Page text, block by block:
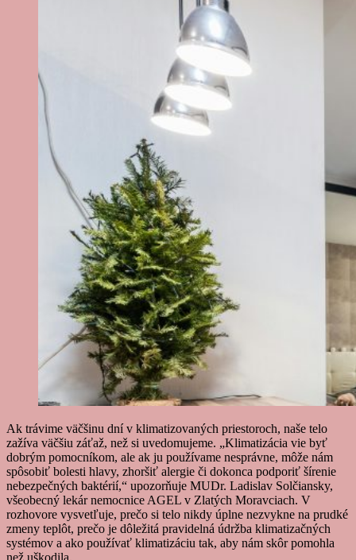
Ak trávime väčšinu dní v klimatizovaných priestoroch, naše telo
zažíva väčšiu záťaž, než si uvedomujeme. „Klimatizácia vie byť
dobrým pomocníkom, ale ak ju používame nesprávne, môže nám
spôsobiť bolesti hlavy, zhoršiť alergie či dokonca podporiť šírenie
nebezpečných baktérií,“ upozorňuje MUDr. Ladislav Solčiansky,
všeobecný lekár nemocnice AGEL v Zlatých Moravciach. V
rozhovore vysvetľuje, prečo si telo nikdy úplne nezvykne na prudké
zmeny teplôt, prečo je dôležitá pravidelná údržba klimatizačných
systémov a ako používať klimatizáciu tak, aby nám skôr pomohla
než uškodila.